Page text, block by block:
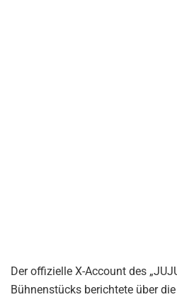
Der offizielle X-Account des
Bühnenstücks berichtete über